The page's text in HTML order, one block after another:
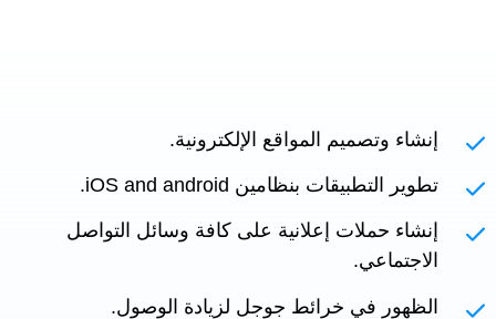
إنشاء وتصميم المواقع الإلكترونية.
تطوير التطبيقات بنظامين iOS and android.
إنشاء حملات إعلانية على كافة وسائل التواصل
الاجتماعي.
الظهور في خرائط جوجل لزيادة الوصول.